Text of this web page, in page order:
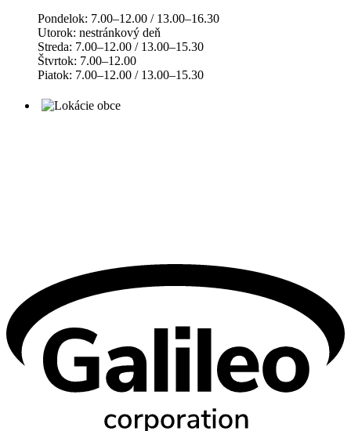
Pondelok: 7.00–12.00 / 13.00–16.30
Utorok: nestránkový deň
Streda: 7.00–12.00 / 13.00–15.30
Štvrtok: 7.00–12.00
Piatok: 7.00–12.00 / 13.00–15.30